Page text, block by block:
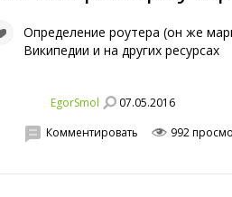
Определение роутера (он же
Википедии и на других ресурсах
EgorSmol 07.05.2016
Комментировать 992